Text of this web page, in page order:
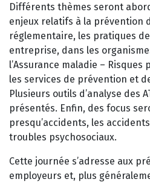
Différents thèmes seront
enjeux relatifs à la prévention
réglementaire, les pratiques
entreprise, dans les
l’Assurance maladie –
les services de prévention et
Plusieurs outils d’analyse des
présentés. Enfin, des focus
presqu’accidents, les
troubles psychosociaux.
Cette journée s’adresse aux
employeurs et, plus